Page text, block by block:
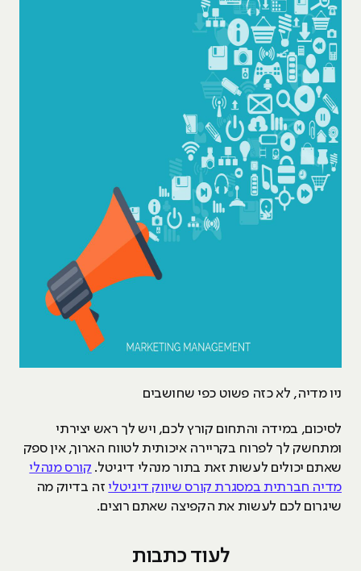
ניו מדיה, לא כזה פשוט כפי שחושבים
לסיכום, במידה והתחום קורץ לכם, ויש לך ראש יצירתי
ומתחשק לך לפרוח בקריירה איכותית לטווח הארוך, אין ספק
שאתם יכולים לעשות זאת בתור מנהלי דיגיטל. קורס מנהלי
מדיה חברתית במסגרת קורס שיווק דיגיטלי זה בדיוק מה
שיגרום לכם לעשות את הקפיצה שאתם רוצים.
לעוד כתבות